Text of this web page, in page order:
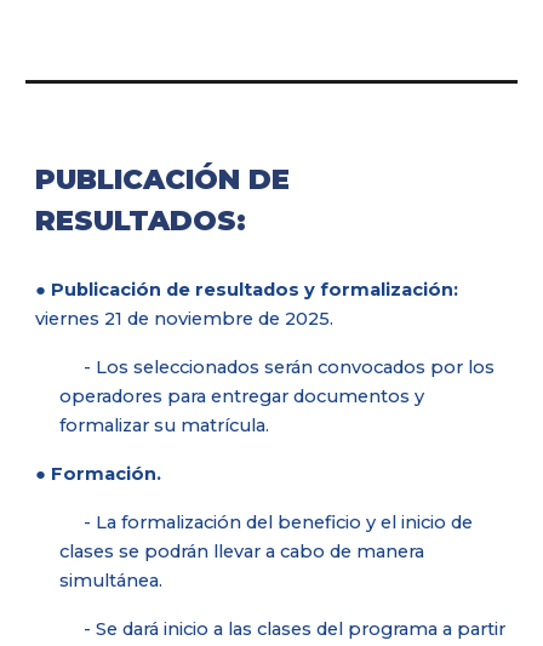
PUBLICACIÓN DE
RESULTADOS:
● Publicación de resultados y formalización:
viernes 21 de noviembre de 2025.
- Los seleccionados serán convocados por los
operadores para entregar documentos y
formalizar su matrícula.
● Formación.
- La formalización del beneficio y el inicio de
clases se podrán llevar a cabo de manera
simultánea.
- Se dará inicio a las clases del programa a partir